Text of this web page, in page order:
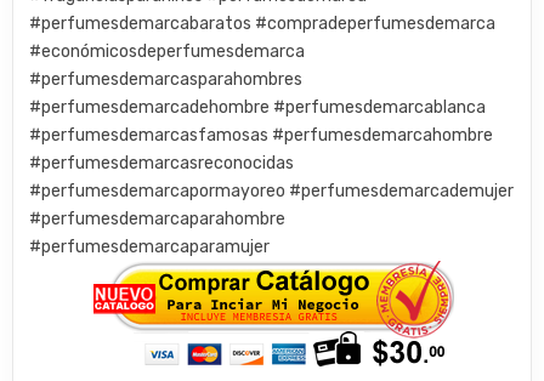
#perfumesdemarcabaratos #compradeperfumesdemarca
#económicosdeperfumesdemarca
#perfumesdemarcasparahombres
#perfumesdemarcadehombre #perfumesdemarcablanca
#perfumesdemarcasfamosas #perfumesdemarcahombre
#perfumesdemarcasreconocidas
#perfumesdemarcapormayoreo #perfumesdemarcademujer
#perfumesdemarcaparahombre
#perfumesdemarcaparamujer